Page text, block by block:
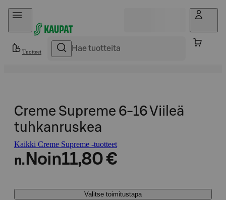
Hyppää sisältöön
Tuotteet
Creme Supreme 6-16 Viileä
tuhkanruskea
Kaikki Creme Supreme -tuotteet
n. Noin11,80 €
Valitse toimitustapa